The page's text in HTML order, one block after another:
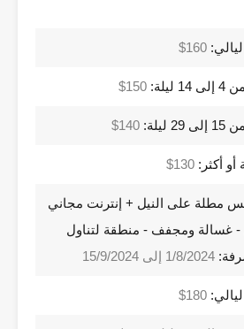
160$
150$
140$
130$
مطلة على النيل + إنترنت مجاني
- غسالة ومجفف - منطقة لتناول
1/8/2024 إلى 15/9/2024
180$